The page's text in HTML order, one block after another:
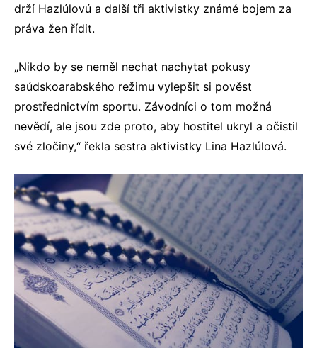
drží Hazlúlovú a další tři aktivistky známé bojem za
práva žen řídit.
„Nikdo by se neměl nechat nachytat pokusy
saúdskoarabského režimu vylepšit si pověst
prostřednictvím sportu. Závodníci o tom možná
nevědí, ale jsou zde proto, aby hostitel ukryl a očistil
své zločiny,“ řekla sestra aktivistky Lina Hazlúlová.